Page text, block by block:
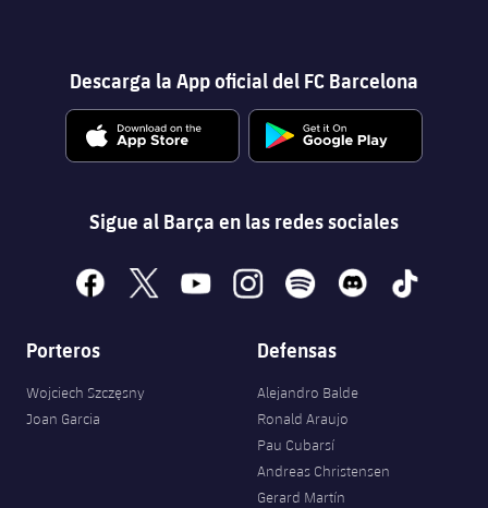
Descarga la App oficial del FC Barcelona
Sigue al Barça en las redes sociales
facebook
x youtubeinstagramspotify discord tiktok
Porteros
Wojciech Szczęsny
Joan Garcia
Defensas
Alejandro Balde
Ronald Araujo
Pau Cubarsí
Andreas Christensen
Gerard Martín